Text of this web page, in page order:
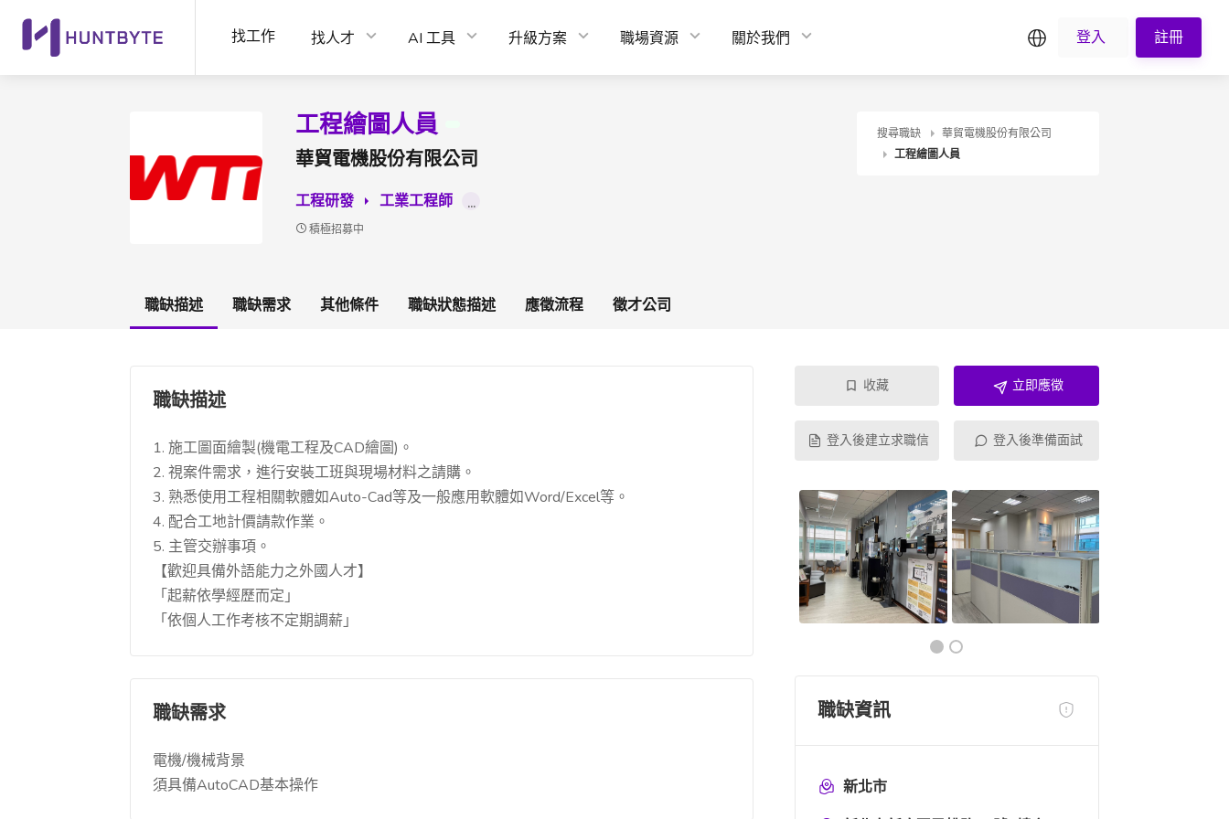
找工作 找人才 AI 工具 升級方案 職場資源 關於我們 繁中登入 註冊
工程繪圖人員
華貿電機股份有限公司
工程研發 工業工程師 ...
積極招募中
搜尋職缺
華貿電機股份有限公司
工程繪圖人員
職缺描述 職缺需求 其他條件 職缺狀態描述 應徵流程 徵才公司
職缺描述
1. 施工圖面繪製(機電工程及CAD繪圖)。
2. 視案件需求，進行安裝工班與現場材料之請購。
3. 熟悉使用工程相關軟體如Auto-Cad等及一般應用軟體如Word/Excel等。
4. 配合工地計價請款作業。
5. 主管交辦事項。
【歡迎具備外語能力之外國人才】
「起薪依學經歷而定」
「依個人工作考核不定期調薪」
職缺需求
電機/機械背景
須具備AutoCAD基本操作
收藏 立即應徵
登入後建立求職信 登入後準備面試
職缺資訊
新北市